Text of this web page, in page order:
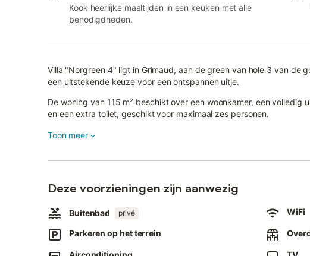
Kook heerlijke maaltijden in een keuken met alle
benodigdheden.
Villa "Norgreen 4" ligt in Grimaud, aan de green van hole 3 van de
een uitstekende keuze voor een ontspannen uitje.
De woning van 115 m² beschikt over een woonkamer, een
en een extra toilet, geschikt voor maximaal zes personen.
Tot de voorzieningen behoren Wi-Fi met een aparte werkplek voor
De woning ligt ook dicht bij het strand en het openbaar vervoer is te
Toon meer
Deze voorzieningen zijn aanwezig
Buitenbad privé WiFi
Parkeren op het terrein